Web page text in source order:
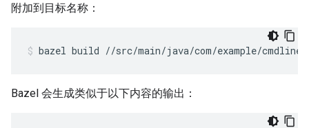
附加到目标名称：
bazel build //src/main/java/com/example/
Bazel 会生成类似于以下内容的输出：